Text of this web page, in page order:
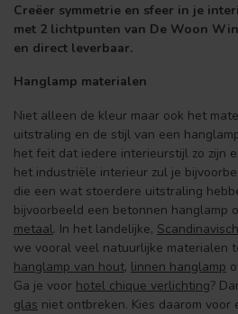
Creëer symmetrie en sfeer in je
met 2 lichtpunten van De Woon
en direct leverbaar.
Hanglamp materialen
Niet alleen de kleur maar ook het
uitstraling en de stijl van een
het feit dat iedere interieurstijl zo zijn
het industriële interieur zul je
die een wat stoerdere uitstraling
bijvoorbeeld een betonnen hanglamp
metaal. In het landelijke,
we vooral veel natuurlijke materialen
hanglamp van hout, linnen hanglamp
Ga je voor hotel chique verlichting?
glas niet ontbreken. Kies daarom voor